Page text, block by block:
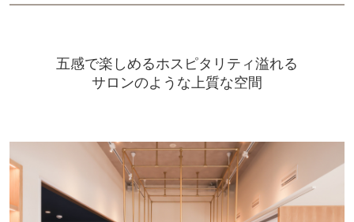
五感で楽しめるホスピタリティ溢れる
サロンのような上質な空間